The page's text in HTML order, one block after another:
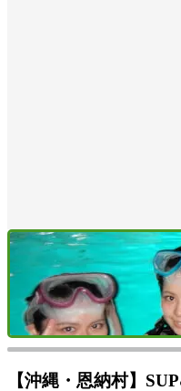
【沖縄・恩納村】